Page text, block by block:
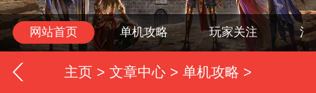
网站首页 单机攻略 玩家关注 活
主页 > 文章中心 > 单机攻略 >